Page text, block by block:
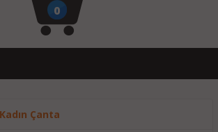
0
Kadın Çanta